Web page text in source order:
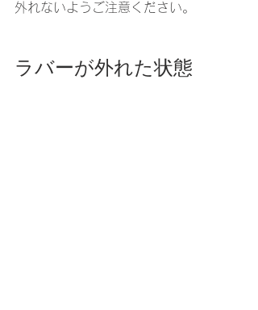
外れないようご注意ください。
ラバーが外れた状態